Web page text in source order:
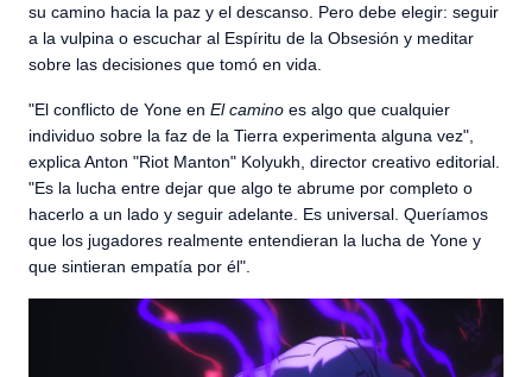
su camino hacia la paz y el descanso. Pero debe elegir: seguir
a la vulpina o escuchar al Espíritu de la Obsesión y meditar
sobre las decisiones que tomó en vida.
"El conflicto de Yone en El camino es algo que cualquier
individuo sobre la faz de la Tierra experimenta alguna vez",
explica Anton "Riot Manton" Kolyukh, director creativo editorial.
"Es la lucha entre dejar que algo te abrume por completo o
hacerlo a un lado y seguir adelante. Es universal. Queríamos
que los jugadores realmente entendieran la lucha de Yone y
que sintieran empatía por él".